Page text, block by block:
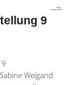
→
9
Weigand